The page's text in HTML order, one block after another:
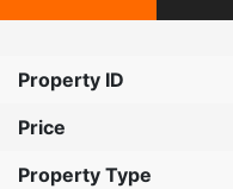
Property ID
Price
Property Type